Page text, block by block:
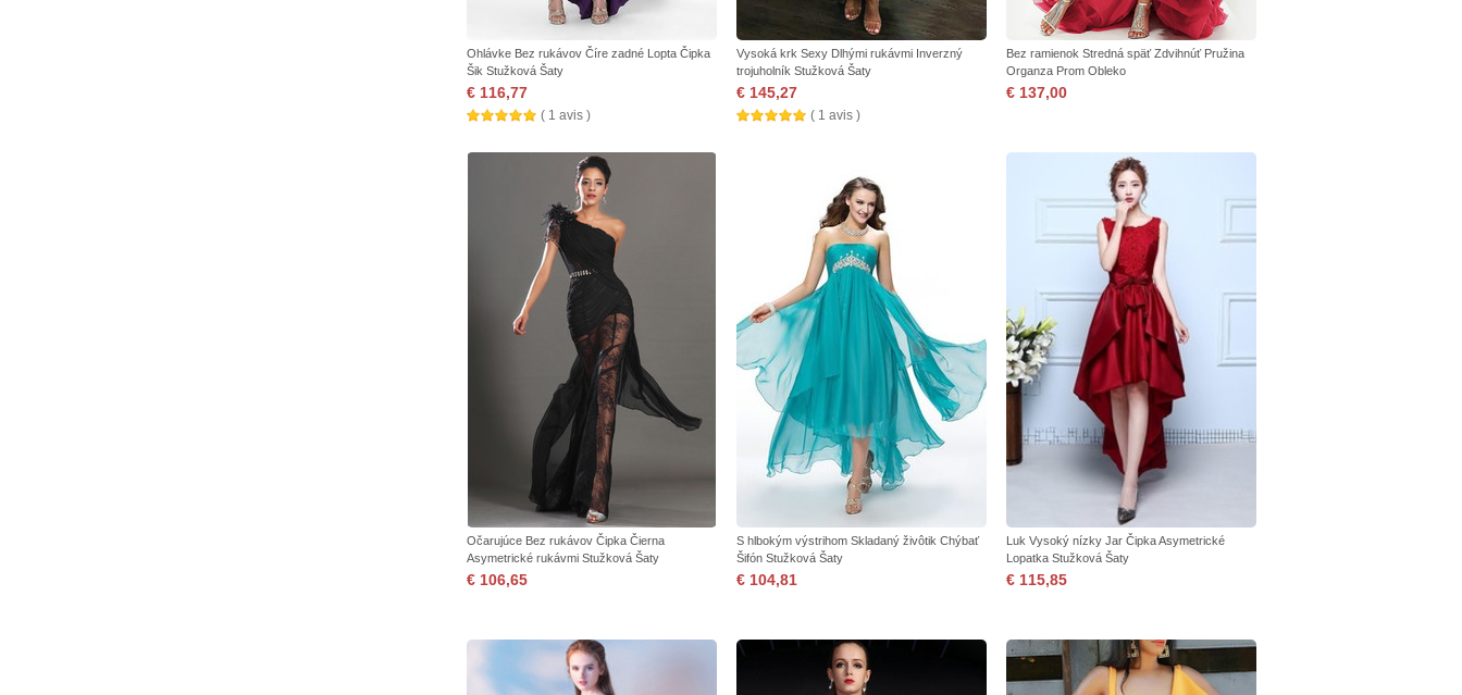
Ohlávke Bez rukávov Číre zadné Lopta Čipka
Šik Stužková Šaty
€ 116,77
( 1 avis )
Vysoká krk Sexy Dlhými rukávmi Inverzný
trojuholník Stužková Šaty
€ 145,27
( 1 avis )
Bez ramienok Stredná späť Zdvihnúť Pružina
Organza Prom Obleko
€ 137,00
Očarujúce Bez rukávov Čipka Čierna
Asymetrické rukávmi Stužková Šaty
€ 106,65
S hlbokým výstrihom Skladaný živôtik Chýbať
Šifón Stužková Šaty
€ 104,81
Luk Vysoký nízky Jar Čipka Asymetrické
Lopatka Stužková Šaty
€ 115,85